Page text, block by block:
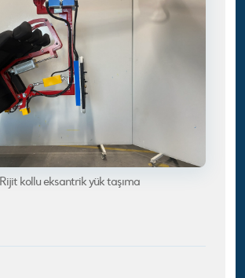
Rijit kollu eksantrik yük taşıma